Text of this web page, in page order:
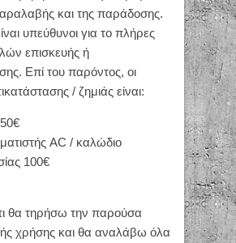
και της παράδοσης.
υπεύθυνοι για το πλήρες
επισκευής ή
Επί του παρόντος, οι
/ ζημιάς είναι:
AC / καλώδιο
100€
θα τηρήσω την παρούσα
χρήσης και θα αναλάβω όλα